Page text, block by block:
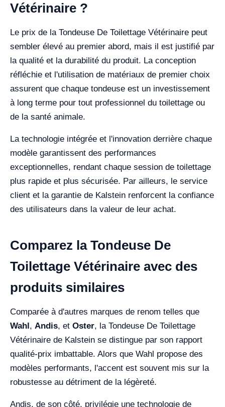
Vétérinaire ?
Le prix de la Tondeuse De Toilettage Vétérinaire peut
sembler élevé au premier abord, mais il est justifié par
la qualité et la durabilité du produit. La conception
réfléchie et l'utilisation de matériaux de premier choix
assurent que chaque tondeuse est un investissement
à long terme pour tout professionnel du toilettage ou
de la santé animale.
La technologie intégrée et l'innovation derrière chaque
modèle garantissent des performances
exceptionnelles, rendant chaque session de toilettage
plus rapide et plus sécurisée. Par ailleurs, le service
client et la garantie de Kalstein renforcent la confiance
des utilisateurs dans la valeur de leur achat.
Comparez la Tondeuse De
Toilettage Vétérinaire avec des
produits similaires
Comparée à d'autres marques de renom telles que
Wahl, Andis, et Oster, la Tondeuse De Toilettage
Vétérinaire de Kalstein se distingue par son rapport
qualité-prix imbattable. Alors que Wahl propose des
modèles performants, l'accent est souvent mis sur la
robustesse au détriment de la légèreté.
Andis, de son côté, privilégie une technologie de